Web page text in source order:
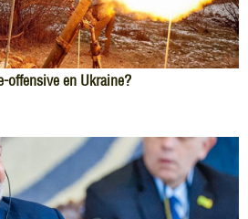
offensive en Ukraine?